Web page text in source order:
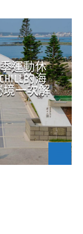
運動休
的海
境一次解